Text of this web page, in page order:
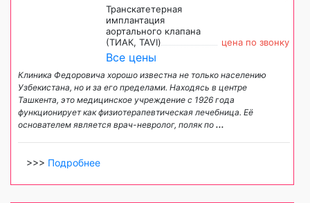
Транскатетерная
имплантация
аортального клапана
(ТИАК, TAVI)
цена по звонку
Все цены
Клиника Федоровича хорошо известна не только населению
Узбекистана, но и за его пределами. Находясь в центре
Ташкента, это медицинское учреждение с 1926 года
функционирует как физиотерапевтическая лечебница. Её
основателем является врач-невролог, поляк по ...
>>> Подробнее